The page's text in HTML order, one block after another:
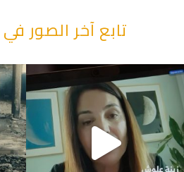
تابع آخر الصور
"قصرنا كتير بحقهم" يقول أبو